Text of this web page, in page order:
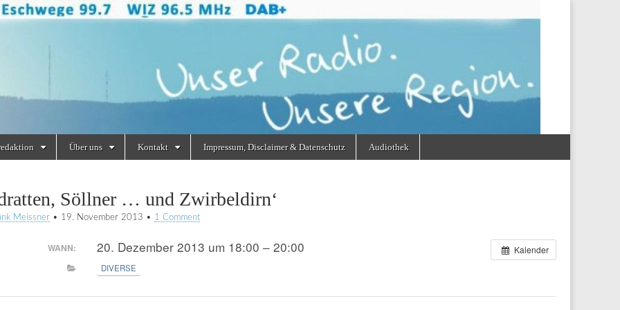
Über uns Kontakt Impressum, Disclaimer & Datenschutz Audiothek
Söllner … und Zwirbeldirn‘
Meissner • 19. November 2013 • 1 Comment
Kalender
WANN: 20. Dezember 2013 um 18:00 – 20:00
DIVERSE